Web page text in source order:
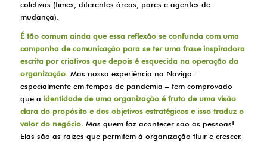
coletivas (times, diferentes áreas, pares e agentes de
mudança).
É tão comum ainda que essa reflexão se confunda com uma
campanha de comunicaçãopara se ter uma frase inspiradora
escrita por criativos que depois é esquecida na operação da
organização.Mas nossa experiência na Navigo –
especialmente em tempos de pandemia – tem comprovado
que a identidade de uma organização é fruto de uma visão
clara do propósito e dos objetivos estratégicos e isso traduz o
valor do negócio.Mas quem faz acontecer são as pessoas!
Elas são as raízes que permitem à organização fluir e crescer.